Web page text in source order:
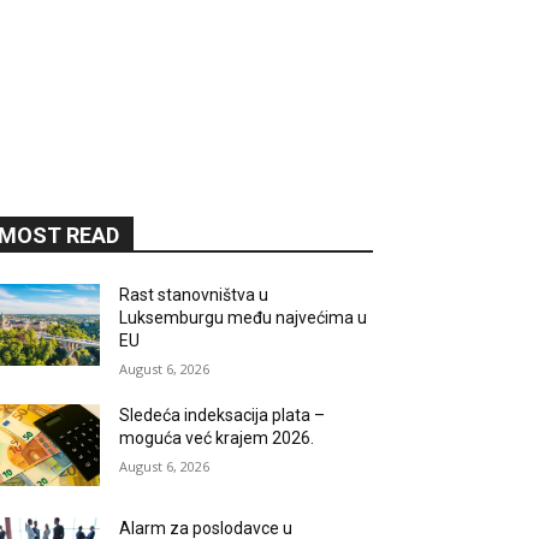
READ
Rast stanovništva u
Luksemburgu među najvećima u
EU
August 6, 2026
Sledeća indeksacija plata –
moguća već krajem 2026.
August 6, 2026
Alarm za poslodavce u